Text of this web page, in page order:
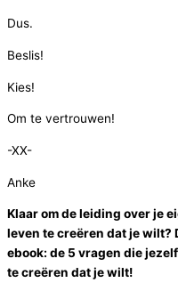
Dus.
Beslis!
Kies!
Om te vertrouwen!
-XX-
Anke
Klaar om de leiding over je
leven te creëren dat je
ebook: de 5 vragen die
te creëren dat je wilt!